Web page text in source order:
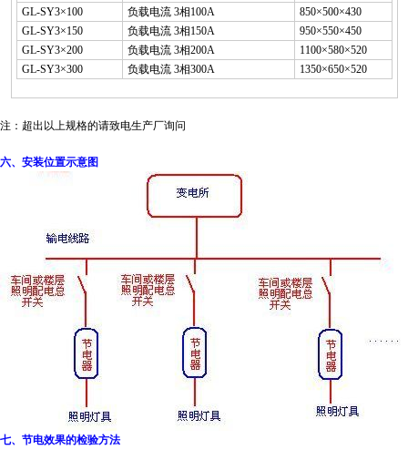
GL-SY3×100
负载电流 3相100A
850×500×430
GL-SY3×150
负载电流 3相150A
950×550×450
GL-SY3×200
负载电流 3相200A
1100×580×520
GL-SY3×300
负载电流 3相300A 1350×650×520
注：超出以上规格的请致电生产厂询问
六、安装位置示意图
七、节电效果的检验方法